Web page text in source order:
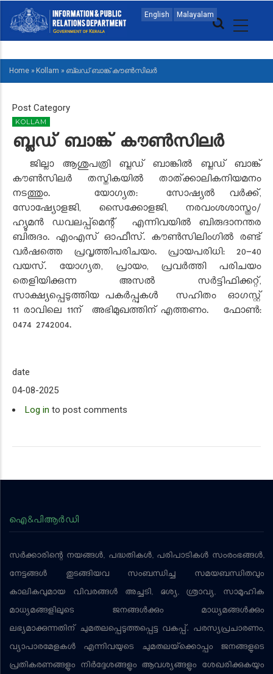
main
English Malayalam
MAIN
NAVIGATION
MALAYALAM
BREADCRUMB
Home » Kollam » ബ്ലഡ് ബാങ്ക് കൗണ്‍സിലര്‍
Post Category
KOLLAM
ബ്ലഡ് ബാങ്ക് കൗണ്‍സിലര്‍
ജില്ലാ ആശുപത്രി ബ്ലഡ് ബാങ്കില്‍ ബ്ലഡ് ബാങ്ക്
കൗണ്‍സിലര്‍ തസ്തികയില്‍ താത്ക്കാലികനിയമനം
നടത്തും. യോഗ്യത: സോഷ്യല്‍ വര്‍ക്ക്,
സോഷ്യോളജി, സൈക്കോളജി, നരവംശശാസ്ത്രം/
ഹ്യൂമന്‍ ഡവലപ്പ്‌മെന്റ് എന്നിവയില്‍ ബിരുദാനന്തര
ബിരുദം. എംഎസ് ഓഫീസ്. കൗണ്‍സിലിംഗില്‍ രണ്ട്
വര്‍ഷത്തെ പ്രവൃത്തിപരിചയം. പ്രായപരിധി: 20-40
വയസ്. യോഗ്യത, പ്രായം, പ്രവര്‍ത്തി പരിചയം
തെളിയിക്കുന്ന അസല്‍ സര്‍ട്ടിഫിക്കറ്റ്,
സാക്ഷ്യപ്പെടുത്തിയ പകര്‍പ്പുകള്‍ സഹിതം ഓഗസ്റ്റ്
11 രാവിലെ 11ന് അഭിമുഖത്തിന് എത്തണം. ഫോണ്‍:
0474 2742004.
date
04-08-2025
Log in to post comments
ഐ&പിആര്‍ഡി
സര്‍ക്കാരിന്റെ നയങ്ങള്‍, പദ്ധതികള്‍, പരിപാടികള്‍ സംരംഭങ്ങള്‍,
നേട്ടങ്ങള്‍ തുടങ്ങിയവ സംബന്ധിച്ച സമയബന്ധിതവും
കാലികവുമായ വിവരങ്ങള്‍ അച്ചടി, ദൃശ്യ, ശ്രാവ്യ, സാമൂഹിക
മാധ്യമങ്ങളിലൂടെ ജനങ്ങള്‍ക്കും മാധ്യമങ്ങള്‍ക്കും
ലഭ്യമാക്കുന്നതിന് ചുമതലപ്പെടുത്തപ്പെട്ട വകുപ്പ്. പരസ്യപ്രചാരണം,
വ്യാപാരമേളകള്‍ എന്നിവയുടെ ചുമതലയ്‌ക്കൊപ്പം ജനങ്ങളുടെ
പ്രതികരണങ്ങളും നിര്‍ദ്ദേശങ്ങളും ആവശ്യങ്ങളും ശേഖരിക്കുകയും